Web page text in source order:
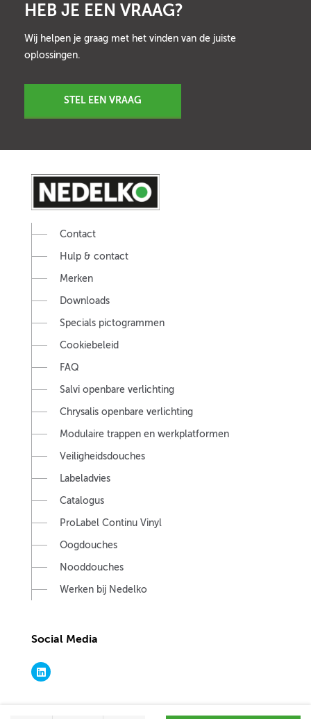
HEB JE EEN VRAAG?
Wij helpen je graag met het vinden van de juiste
oplossingen.
STEL EEN VRAAG
Contact
Hulp & contact
Merken
Downloads
Specials pictogrammen
Cookiebeleid
FAQ
Salvi openbare verlichting
Chrysalis openbare verlichting
Modulaire trappen en werkplatformen
Veiligheidsdouches
Labeladvies
Catalogus
ProLabel Continu Vinyl
Oogdouches
Nooddouches
Werken bij Nedelko
Social Media